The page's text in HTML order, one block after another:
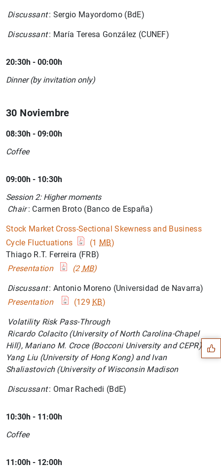
Discussant: Sergio Mayordomo (BdE)
Discussant: María Teresa González (CUNEF)
20:30h - 00:00h
Dinner (by invitation only)
30 Noviembre
08:30h - 09:00h
Coffee
09:00h - 10:30h
Session 2: Higher moments
Chair : Carmen Broto (Banco de España)
Stock Market Cross-Sectional Skewness and Business
Cycle Fluctuations
(1 MB)
Thiago R.T. Ferreira (FRB)
Presentation
(2 MB)
Discussant: Antonio Moreno (Universidad de Navarra)
Presentation
(129 KB)
Volatility Risk Pass-Through
Ricardo Colacito (University of North Carolina-Chapel
Hill), Mariano M. Croce (Bocconi University and CEPR),
Yang Liu (University of Hong Kong) and Ivan
Shaliastovich (University of Wisconsin Madison
Discussant: Omar Rachedi (BdE)
10:30h - 11:00h
Coffee
11:00h - 12:00h
Sugerencias